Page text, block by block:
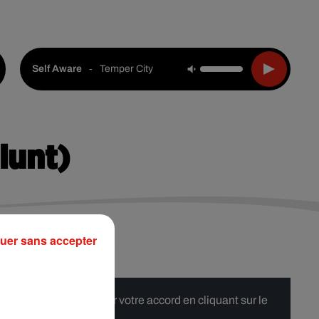
Self Aware - Temper City
de nous donner votre accord en cliquant sur le
sans accepter